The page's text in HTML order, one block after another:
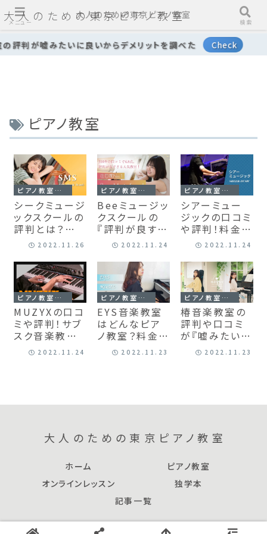
大人のための東京ピアノ教室
評判が嘘みたいに良いからデメリットを調べた
ピアノ教室
ピアノ教室レビュー
シークミュージ
ックスクールの
評判とは？料
金が安いピア
ノ教室を紹介
2022.11.26
ピアノ教室レビュー
Beeミュージッ
クスクールの
『評判が良す
ぎ』だからデメ
リットを探す
2022.11.24
ピアノ教室レビュー
シアーミュー
ジックの口コミ
や評判！料金や
メリットを徹底
解説
2022.11.24
ピアノ教室レビュー
MUZYXの口コ
ミや評判！サブ
スク音楽教室
の料金やデメリ
ットを解説
2022.11.24
ピアノ教室レビュー
EYS音楽教室
はどんなピア
ノ教室？料金や
口コミ・評判を
徹底解説！
2022.11.23
ピアノ教室レビュー
椿音楽教室の
評判や口コミ
が『嘘みたいに
良い』からデメ
リットを調べた
2022.11.23
大人のための東京ピアノ教室
ホーム
ピアノ教室
オンラインレッスン
独学本
記事一覧
© 2022 大人のための東京ピアノ教室.
メニュー
大人のための東京ピアノ教室
検索